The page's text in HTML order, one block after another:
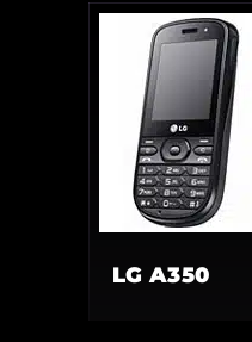
LG A350